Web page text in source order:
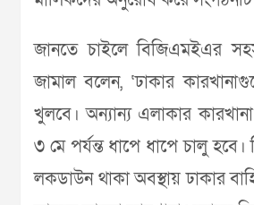
জানতে চাইলে বিজিএমইএর
জামাল বলেন, ‘ঢাকার
খুলবে। অন্যান্য এলাকার
৩ মে পর্যন্ত ধাপে ধাপে চালু
লকডাউন থাকা অবস্থায় ঢাকার